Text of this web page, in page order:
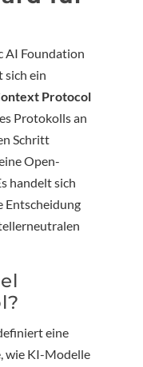
AI Foundation
sich ein
Protocol
Protokolls an
Schritt
Open-
handelt sich
Entscheidung
eine
wie KI-Modelle